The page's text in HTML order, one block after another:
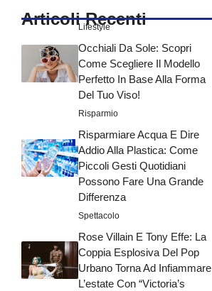
Articoli Recenti
Lifestyle
Occhiali Da Sole: Scopri
Come Scegliere Il Modello
Perfetto In Base Alla Forma
Del Tuo Viso!
Risparmio
Risparmiare Acqua E Dire
Addio Alla Plastica: Come
Piccoli Gesti Quotidiani
Possono Fare Una Grande
Differenza
Spettacolo
Rose Villain E Tony Effe: La
Coppia Esplosiva Del Pop
Urbano Torna Ad Infiammare
L’estate Con “Victoria’s